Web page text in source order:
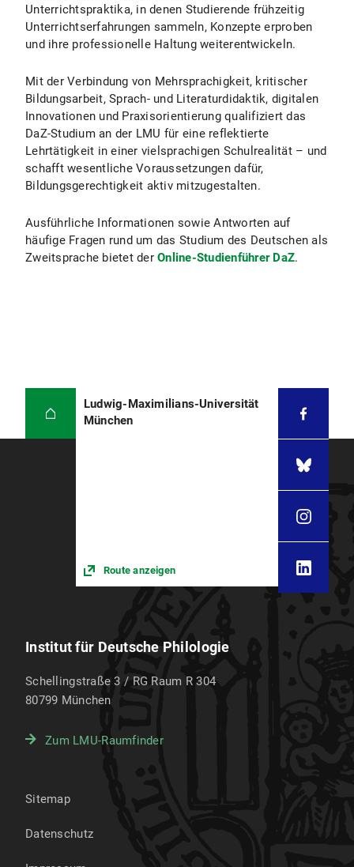
Unterrichtspraktika, in denen Studierende frühzeitig
Unterrichtserfahrungen sammeln, Konzepte erproben
und ihre professionelle Haltung weiterentwickeln.
Mit der Verbindung von Mehrsprachigkeit, kritischer
Bildungsarbeit, Sprach- und Literaturdidaktik, digitalen
Innovationen und Praxisorientierung qualifiziert das
DaZ-Studium an der LMU für eine reflektierte
Lehrtätigkeit in einer vielsprachigen Schulrealität – und
schafft wesentliche Voraussetzungen dafür,
Bildungsgerechtigkeit aktiv mitzugestalten.
Ausführliche Informationen sowie Antworten auf
häufige Fragen rund um das Studium des Deutschen als
Zweitsprache bietet der Online-Studienführer DaZ.
Ludwig-Maximilians-Universität
München
Route anzeigen
Institut für Deutsche Philologie
Schellingstraße 3 / RG Raum R 304
80799 München
Zum LMU-Raumfinder
Sitemap
Datenschutz